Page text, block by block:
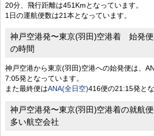
20分、飛行距離は451Kmとなっています。
1日の運航便数は21本となっています。
神戸空港発〜東京(羽田)空港着 始発
の時間
神戸空港から東京(羽田)空港への始発便は、
7:05発となっています。
また最終便はANA(全日空)416便の21:15発とな
神戸空港発〜東京(羽田)空港着の就航
多い航空会社